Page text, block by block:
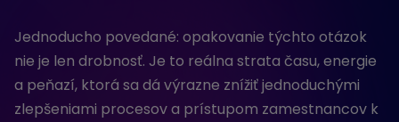
Jednoducho povedané: opakovanie týchto otázok
nie je len drobnosť. Je to reálna strata času, energie
a peňazí, ktorá sa dá výrazne znížiť jednoduchými
zlepšeniami procesov a prístupom zamestnancov k